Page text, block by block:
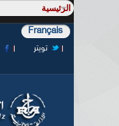
Français
تويتر